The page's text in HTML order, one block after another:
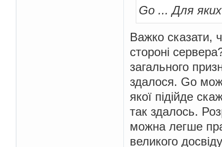
Go ... Для
Важко сказати,
стороні
загального
здалося. Go
якої підійде
так здалось.
можна легше
великого